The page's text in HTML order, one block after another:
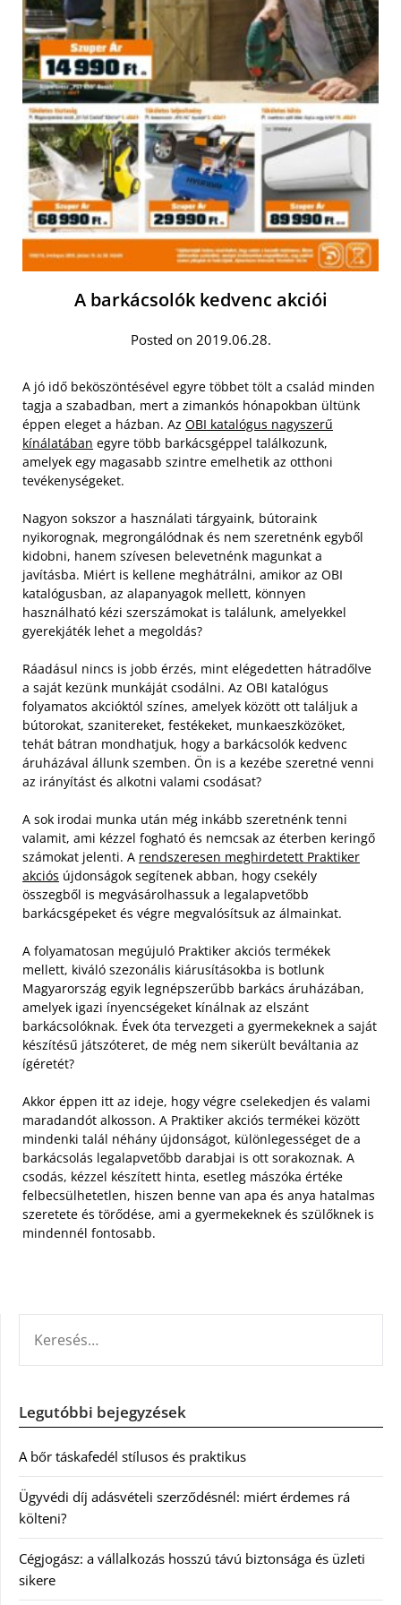
A barkácsolók kedvenc akciói
Posted on 2019.06.28.
A jó idő beköszöntésével egyre többet tölt a család minden
tagja a szabadban, mert a zimankós hónapokban ültünk
éppen eleget a házban. Az OBI katalógus nagyszerű
kínálatában egyre több barkácsgéppel találkozunk,
amelyek egy magasabb szintre emelhetik az otthoni
tevékenységeket.
Nagyon sokszor a használati tárgyaink, bútoraink
nyikorognak, megrongálódnak és nem szeretnénk egyből
kidobni, hanem szívesen belevetnénk magunkat a
javításba. Miért is kellene meghátrálni, amikor az OBI
katalógusban, az alapanyagok mellett, könnyen
használható kézi szerszámokat is találunk, amelyekkel
gyerekjáték lehet a megoldás?
Ráadásul nincs is jobb érzés, mint elégedetten hátradőlve
a saját kezünk munkáját csodálni. Az OBI katalógus
folyamatos akcióktól színes, amelyek között ott találjuk a
bútorokat, szanitereket, festékeket, munkaeszközöket,
tehát bátran mondhatjuk, hogy a barkácsolók kedvenc
áruházával állunk szemben. Ön is a kezébe szeretné venni
az irányítást és alkotni valami csodásat?
A sok irodai munka után még inkább szeretnénk tenni
valamit, ami kézzel fogható és nemcsak az éterben keringő
számokat jelenti. A rendszeresen meghirdetett Praktiker
akciós újdonságok segítenek abban, hogy csekély
összegből is megvásárolhassuk a legalapvetőbb
barkácsgépeket és végre megvalósítsuk az álmainkat.
A folyamatosan megújuló Praktiker akciós termékek
mellett, kiváló szezonális kiárusításokba is botlunk
Magyarország egyik legnépszerűbb barkács áruházában,
amelyek igazi ínyencségeket kínálnak az elszánt
barkácsolóknak. Évek óta tervezgeti a gyermekeknek a saját
készítésű játszóteret, de még nem sikerült beváltania az
ígéretét?
Akkor éppen itt az ideje, hogy végre cselekedjen és valami
maradandót alkosson. A Praktiker akciós termékei között
mindenki talál néhány újdonságot, különlegességet de a
barkácsolás legalapvetőbb darabjai is ott sorakoznak. A
csodás, kézzel készített hinta, esetleg mászóka értéke
felbecsülhetetlen, hiszen benne van apa és anya hatalmas
szeretete és törődése, ami a gyermekeknek és szülőknek is
mindennél fontosabb.
Legutóbbi bejegyzések
A bőr táskafedél stílusos és praktikus
Ügyvédi díj adásvételi szerződésnél: miért érdemes rá
költeni?
Cégjogász: a vállalkozás hosszú távú biztonsága és üzleti
sikere